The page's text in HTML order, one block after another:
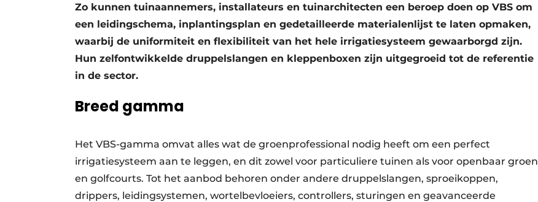
Zo kunnen tuinaannemers, installateurs en tuinarchitecten een beroep doen op VBS om
een leidingschema, inplantingsplan en gedetailleerde materialenlijst te laten opmaken,
waarbij de uniformiteit en flexibiliteit van het hele irrigatiesysteem gewaarborgd zijn.
Hun zelfontwikkelde druppelslangen en kleppenboxen zijn uitgegroeid tot de referentie
in de sector.
Breed gamma
Het VBS-gamma omvat alles wat de groenprofessional nodig heeft om een perfect
irrigatiesysteem aan te leggen, en dit zowel voor particuliere tuinen als voor openbaar groen
en golfcourts. Tot het aanbod behoren onder andere druppelslangen, sproeikoppen,
drippers, leidingsystemen, wortelbevloeiers, controllers, sturingen en geavanceerde